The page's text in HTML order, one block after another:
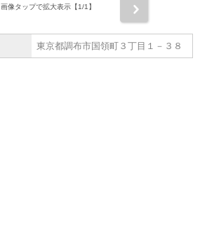
画像タップで拡大表示【1/1】
東京都調布市国領町３丁目１－３８